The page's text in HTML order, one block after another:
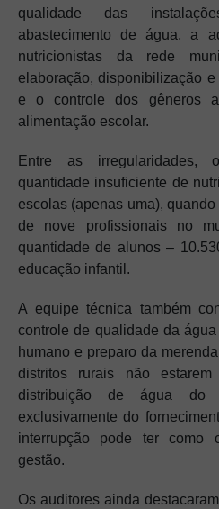
qualidade das
abastecimento de água, a
nutricionistas da rede
elaboração, disponibilização
e o controle dos gêneros
alimentação escolar.
Entre as irregularidades,
quantidade insuficiente de
escolas (apenas uma),
de nove profissionais no
quantidade de alunos –
educação infantil.
A equipe técnica também
controle de qualidade da
humano e preparo da
distritos rurais não
distribuição de água do
exclusivamente do
interrupção pode ter como
gestão.
Os auditores ainda